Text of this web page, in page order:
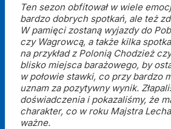
Ten sezon obfitował w wiele
bardzo dobrych spotkań, ale też
W pamięci zostaną wyjazdy do
czy Wagrowcą, a także kilka
na przykład z Polonią Chodzież
blisko miejsca barażowego, by
w połowie stawki, co przy bardzo
uznam za pozytywny wynik.
doświadczenia i pokazaliśmy, że
charakter, co w roku Majstra
ważne.